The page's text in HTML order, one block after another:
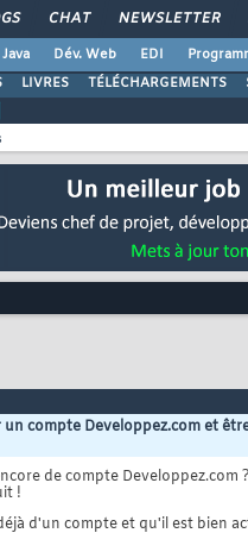
CHAT NEWSLETTER
Java Dév. Web EDI
LIVRES TÉLÉCHARGEMENTS
un compte Developpez.com et
de compte Developpez.com ?
!
d'un compte et qu'il est bien